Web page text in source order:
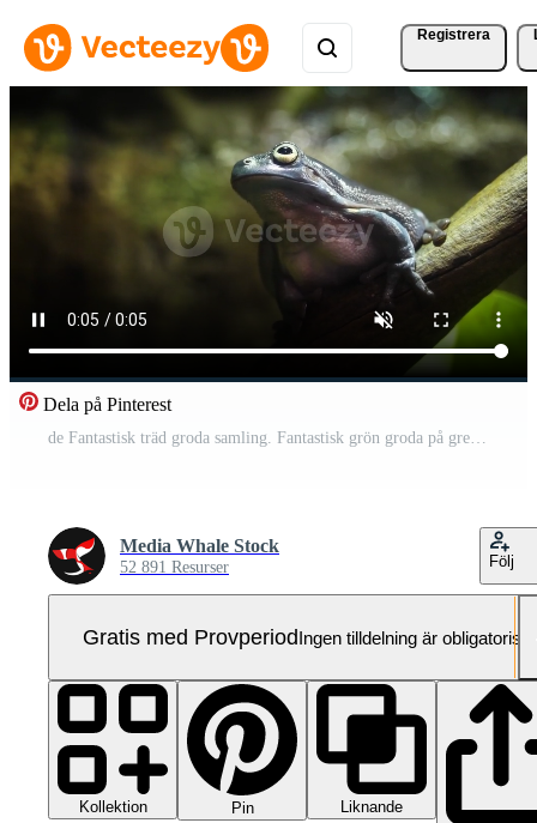
Registrera
Dela på Pinterest
de Fantastisk träd groda samling. Fantastisk grön groda på gren i terrarium. Fantastisk groda kamouflage i natur. skällande träd groda Pro Video
Media Whale Stock
52 891 Resurser Följ
Gratis med ProvperiodIngen tilldelning är obligatorisk
Kollektion Pin
Liknande